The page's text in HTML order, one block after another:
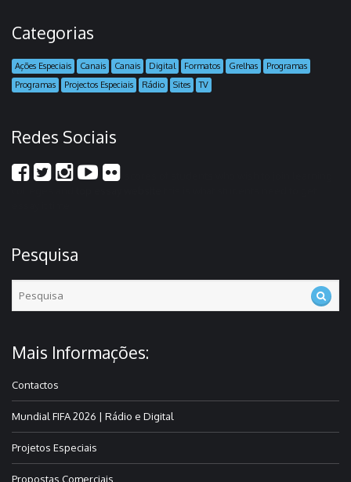
Categorias
Ações Especiais Canais Canais Digital Formatos Grelhas
Programas
Programas
Projectos Especiais Rádio Sites TV
Redes Sociais
Pesquisa
Mais Informações:
Contactos
Mundial FIFA 2026 | Rádio e Digital
Projetos Especiais
Propostas Comerciais